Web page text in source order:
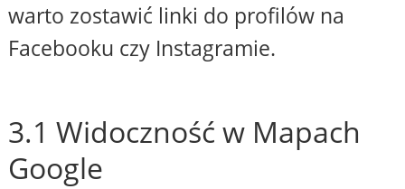
warto zostawić linki do profilów na
Facebooku czy Instagramie.
3.1 Widoczność w Mapach
Google